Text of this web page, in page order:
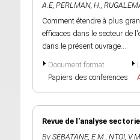
A.E, PERLMAN, H.,
Comment étendre à plus
efficaces dans le secteur de
dans le présent ouvrage...
Document format
Papiers des conferences
Revue de l'analyse
By SEBATANE, E.M., NTOI,